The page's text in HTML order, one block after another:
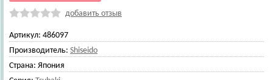
добавить отзыв
Артикул: 486097
Производитель: Shiseido
Страна: Япония